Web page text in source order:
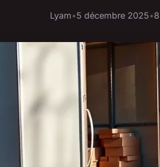
Lyam•5 décembre 2025•